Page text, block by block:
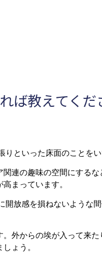
ば教えてくだ
といった床面のことをい
連の趣味の空間にする
まっています。
開放感を損ねないような
外からの埃が入って来
ょう。